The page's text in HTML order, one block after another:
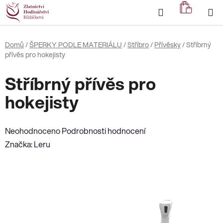
Přejít
na
obsah
Hledat
KOŠÍK
Domů /ŠPERKY PODLE MATERIÁLU /Stříbro/ Přívěsky/Stříbrný
přívěs pro hokejisty
Stříbrný přívěs pro
hokejisty
Průměrné
hodnocení
NeohodnocenoPodrobnosti hodnocení
Značka:Leru